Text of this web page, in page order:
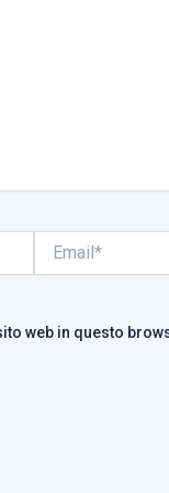
web in questo